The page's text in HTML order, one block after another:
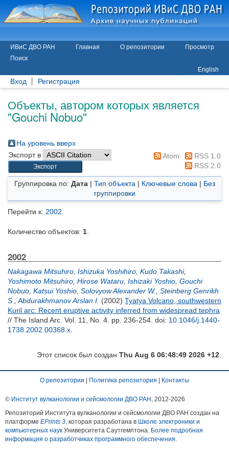
ИВиС ДВО РАН Главная О репозитории
Просмотр
Поиск
English
Вход Регистрация
Объекты, автором которых является
"Gouchi Nobuo"
На уровень вверх
Экспорт в
Atom
RSS 1.0
RSS 2.0
Группировка по: Дата| Тип объекта | Ключевые слова | Без
группировки
Перейти к: 2002
Количество объектов: 1
2002
Nakagawa Mitsuhiro Ishizuka Yoshihiro Kudo Takashi,
Yoshimoto Mitsuhiro Hirose Wataru Ishizaki Yoshio Gouchi
Nobuo Katsui Yoshio Solovyow Alexander W. Steinberg Genrikh
S.
Abdurakhmanov Arslan I. (2002) Tyatya Volcano, southwestern
Kuril arc: Recent eruptive activity inferred from widespread tephra
// The Island Arc. Vol. 11, No. 4. pp. 236-254. doi: 10.1046/j.1440-
1738.2002.00368.x
Этот список был создан Thu Aug 6 06:48:49 2026 +12
О репозитории Политика репозитория Контакты
© Институт вулканологии и сейсмологии ДВО РАН , 2012-2026
Репозиторий Института вулканологии и сейсмологии ДВО РАН создан на
платформе EPrints 3, которая разработана в Школе электроники и
компьютерных наук Университета Саутгемптона. Более подробная
информация о разработчиках программного обеспечения.